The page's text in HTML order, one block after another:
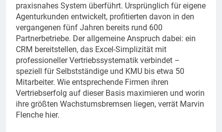
praxisnahes System überführt. Ursprünglich für eigene
Agenturkunden entwickelt, profitierten davon in den
vergangenen fünf Jahren bereits rund 600
Partnerbetriebe. Der allgemeine Anspruch dabei: ein
CRM bereitstellen, das Excel-Simplizität mit
professioneller Vertriebssystematik verbindet –
speziell für Selbstständige und KMU bis etwa 50
Mitarbeiter. Wie entsprechende Firmen ihren
Vertriebserfolg auf dieser Basis maximieren und worin
ihre größten Wachstumsbremsen liegen, verrät Marvin
Flenche hier.